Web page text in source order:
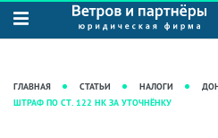
О нас
Рекомендации
Юридические услуги
Интеллектуальная
База знаний
практики"
ГЛАВНАЯ СТАТЬИ НАЛОГИ
ШТРАФ ПО СТ. 122 НК ЗА УТОЧНЁНКУ